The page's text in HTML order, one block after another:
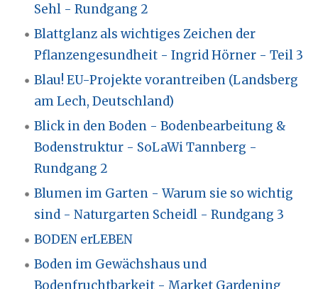
Sehl - Rundgang 2
Blattglanz als wichtiges Zeichen der
Pflanzengesundheit - Ingrid Hörner - Teil 3
Blau! EU-Projekte vorantreiben (Landsberg
am Lech, Deutschland)
Blick in den Boden - Bodenbearbeitung &
Bodenstruktur - SoLaWi Tannberg -
Rundgang 2
Blumen im Garten - Warum sie so wichtig
sind - Naturgarten Scheidl - Rundgang 3
BODEN erLEBEN
Boden im Gewächshaus und
Bodenfruchtbarkeit - Market Gardening